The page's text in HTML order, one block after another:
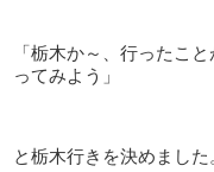
「栃木か～、行ったこ
ってみよう」
と栃木行きを決めました